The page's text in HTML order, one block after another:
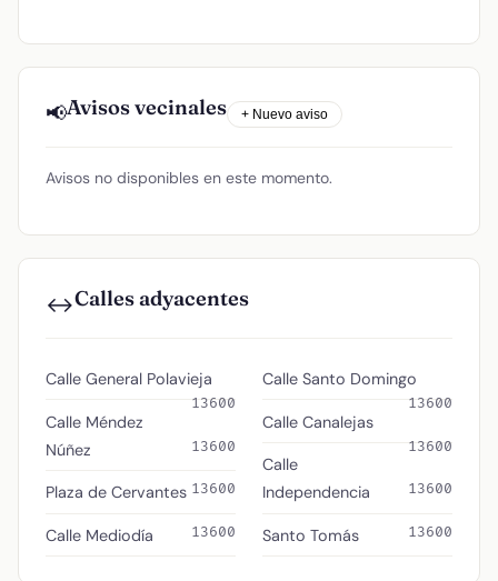
📢Avisos vecinales + Nuevo aviso
Avisos no disponibles en este momento.
↔️Calles adyacentes
Calle General Polavieja
13600
Calle Méndez
Núñez
13600
Plaza de Cervantes 13600
Calle Mediodía 13600
Calle Santo Domingo
13600
Calle Canalejas
13600
Calle
Independencia
13600
Santo Tomás 13600